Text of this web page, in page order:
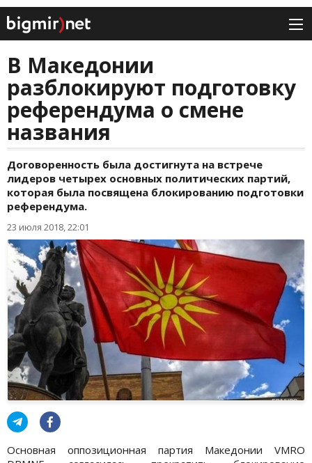
В Македонии
разблокируют подготовку
референдума о смене
названия
Договоренность была достигнута на встрече
лидеров четырех основных политических партий,
которая была посвящена блокированию подготовки
референдума.
23 июля 2018, 22:01
Основная оппозиционная партия Македонии VMRO